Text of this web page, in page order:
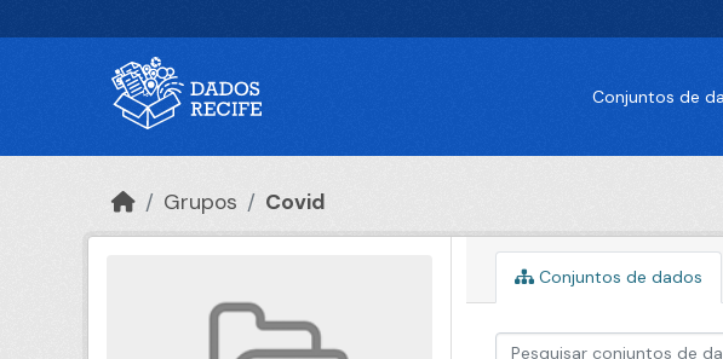
Conjuntos de
Grupos Covid
Conjuntos de dados